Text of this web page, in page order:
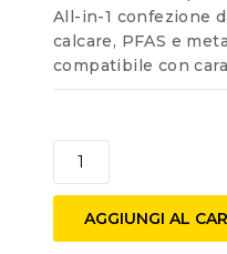
All-in-1 confezione
calcare, PFAS e
compatibile con
AGGIUNGI AL